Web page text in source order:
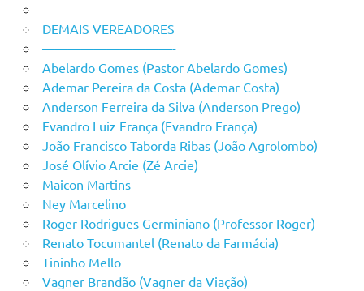
——————————-
DEMAIS VEREADORES
——————————-
Abelardo Gomes (Pastor Abelardo Gomes)
Ademar Pereira da Costa (Ademar Costa)
Anderson Ferreira da Silva (Anderson Prego)
Evandro Luiz França (Evandro França)
João Francisco Taborda Ribas (João Agrolombo)
José Olívio Arcie (Zé Arcie)
Maicon Martins
Ney Marcelino
Roger Rodrigues Germiniano (Professor Roger)
Renato Tocumantel (Renato da Farmácia)
Tininho Mello
Vagner Brandão (Vagner da Viação)